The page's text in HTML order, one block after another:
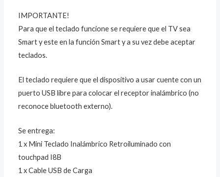
IMPORTANTE!
Para que el teclado funcione se requiere que el TV sea
Smart y este en la función Smart y a su vez debe aceptar
teclados.
El teclado requiere que el dispositivo a usar cuente con un
puerto USB libre para colocar el receptor inalámbrico (no
reconoce bluetooth externo).
Se entrega:
1 x Mini Teclado Inalámbrico Retroiluminado con
touchpad I8B
1 x Cable USB de Carga